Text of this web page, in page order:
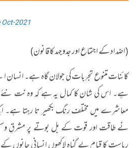
Oct-2021
(اضداد کے اجتماع اور جدوجہد کاقانون)
کائنات متنوع تجربات کی جولان گاہ ہے۔ انسان
ہے۔ اس کی شان کا کمال یہ ہے کہ وہ نت
معاشرے میں مختلف رنگ بکھیر تا رہتا ہے۔
نے طاقت اور قوت کے بل بوتے پر مشرقِ